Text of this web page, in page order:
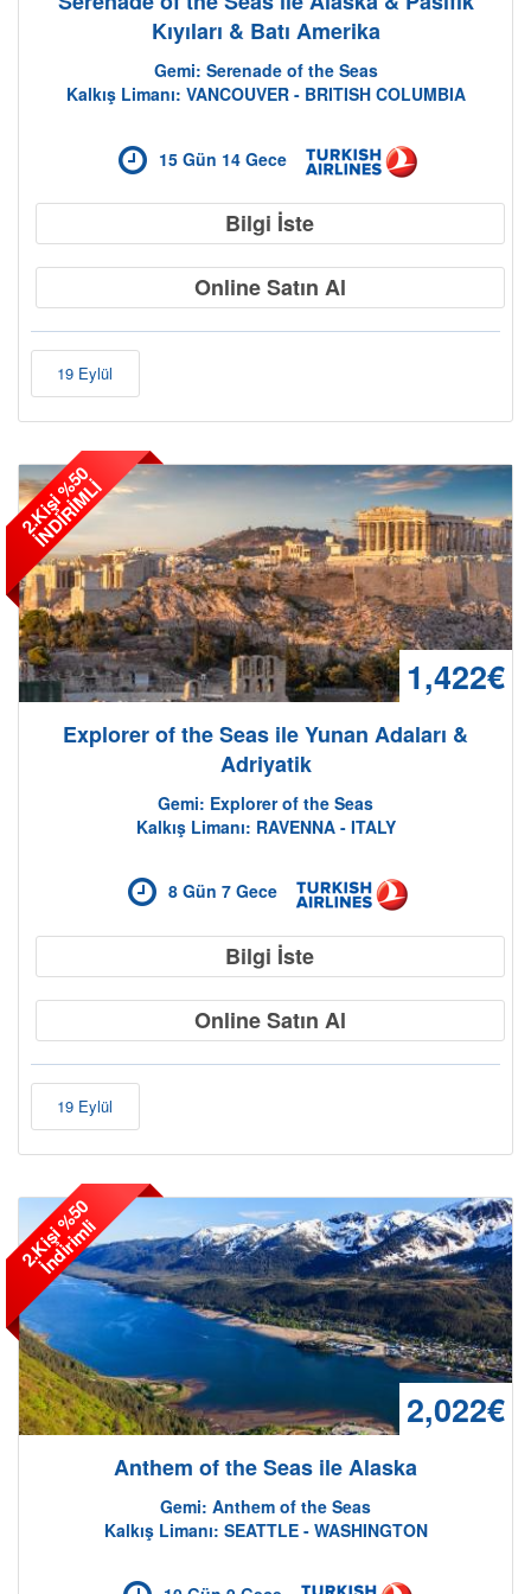
Kıyıları & Batı Amerika
Gemi: Serenade of the Seas
Kalkış Limanı: VANCOUVER - BRITISH COLUMBIA
15 Gün 14 Gece
Bilgi İste
Online Satın Al
19 Eylül
2
.
K
i
ş
i
%
5
0
İ
N
D
İ
R
İ
M
L
İ
1,422€
Explorer of the Seas ile Yunan Adaları &
Adriyatik
Gemi: Explorer of the Seas
Kalkış Limanı: RAVENNA - ITALY
8 Gün 7 Gece
Bilgi İste
Online Satın Al
19 Eylül
2
.
K
i
ş
i
%
5
0
İ
n
d
i
r
i
m
l
i
2,022€
Anthem of the Seas ile Alaska
Gemi: Anthem of the Seas
Kalkış Limanı: SEATTLE - WASHINGTON